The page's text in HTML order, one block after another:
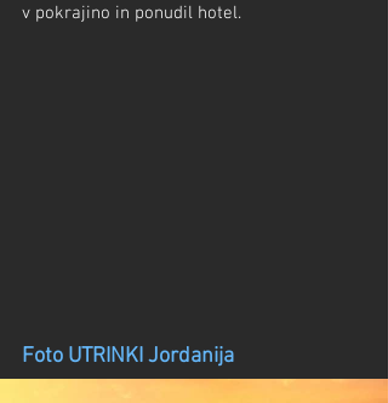
v pokrajino in ponudil hotel.
Foto UTRINKI Jordanija